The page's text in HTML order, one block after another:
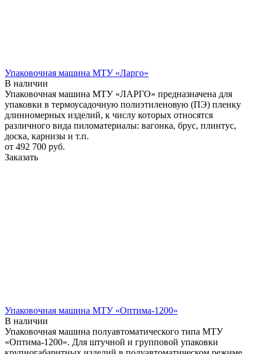
Упаковочная машина МТУ «Ларго»
В наличии
Упаковочная машина МТУ «ЛАРГО» предназначена для
упаковки в термоусадочную полиэтиленовую (ПЭ) пленку
длинномерных изделий, к числу которых относятся
различного вида пиломатериалы: вагонка, брус, плинтус,
доска, карнизы и т.п.
от 492 700 руб.
Заказать
Упаковочная машина МТУ «Оптима-1200»
В наличии
Упаковочная машина полуавтоматического типа МТУ
«Оптима-1200». Для штучной и групповой упаковки